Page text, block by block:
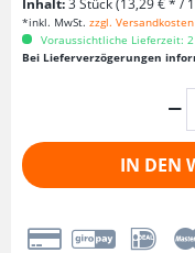
Inhalt:3 Stück (13,29 € * /
*inkl. MwSt. zzgl. Versandkosten
Voraussichtliche Lieferzeit: 2
Bei Lieferverzögerungen
IN DEN